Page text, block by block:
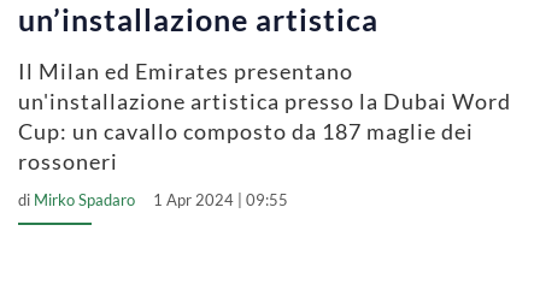
un’installazione artistica
Il Milan ed Emirates presentano
un'installazione artistica presso la Dubai Word
Cup: un cavallo composto da 187 maglie dei
rossoneri
di Mirko Spadaro 1 Apr 2024 | 09:55